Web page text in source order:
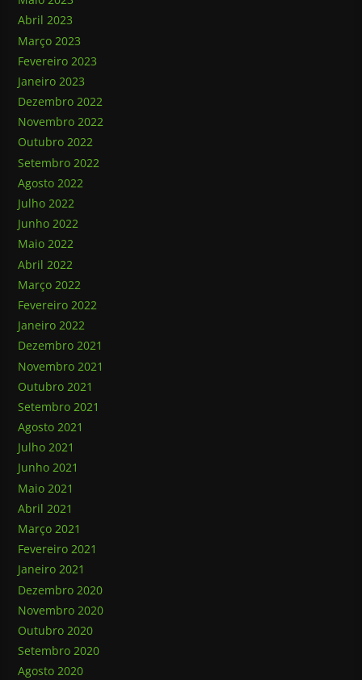
Abril 2023
Março 2023
Fevereiro 2023
Janeiro 2023
Dezembro 2022
Novembro 2022
Outubro 2022
Setembro 2022
Agosto 2022
Julho 2022
Junho 2022
Maio 2022
Abril 2022
Março 2022
Fevereiro 2022
Janeiro 2022
Dezembro 2021
Novembro 2021
Outubro 2021
Setembro 2021
Agosto 2021
Julho 2021
Junho 2021
Maio 2021
Abril 2021
Março 2021
Fevereiro 2021
Janeiro 2021
Dezembro 2020
Novembro 2020
Outubro 2020
Setembro 2020
Agosto 2020